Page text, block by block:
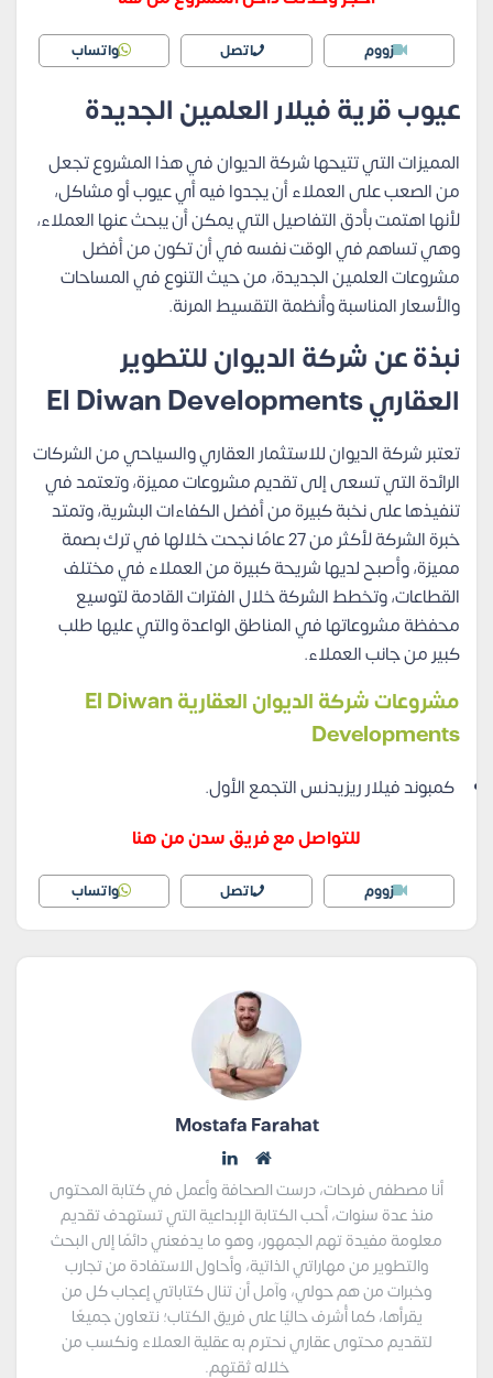
زووم اتصل واتساب
عيوب قرية فيلار العلمين الجديدة
المميزات التي تتيحها شركة الديوان في هذا المشروع تجعل
من الصعب على العملاء أن يجدوا فيه أي عيوب أو مشاكل،
لأنها اهتمت بأدق التفاصيل التي يمكن أن يبحث عنها العملاء،
وهي تساهم في الوقت نفسه في أن تكون من أفضل
مشروعات العلمين الجديدة، من حيث التنوع في المساحات
والأسعار المناسبة وأنظمة التقسيط المرنة.
نبذة عن شركة الديوان للتطوير
العقاري El Diwan Developments
تعتبر شركة الديوان للاستثمار العقاري والسياحي من الشركات
الرائدة التي تسعى إلى تقديم مشروعات مميزة، وتعتمد في
تنفيذها على نخبة كبيرة من أفضل الكفاءات البشرية، وتمتد
خبرة الشركة لأكثر من 27 عامًا نجحت خلالها في ترك بصمة
مميزة، وأصبح لديها شريحة كبيرة من العملاء في مختلف
القطاعات، وتخطط الشركة خلال الفترات القادمة لتوسيع
محفظة مشروعاتها في المناطق الواعدة والتي عليها طلب
كبير من جانب العملاء.
مشروعات شركة الديوان العقارية El Diwan
Developments
كمبوند فيلار ريزيدنس التجمع الأول.
للتواصل مع فريق سدن من هنا
زووم اتصل واتساب
Mostafa Farahat
أنا مصطفى فرحات، درست الصحافة وأعمل في كتابة المحتوى
منذ عدة سنوات، أحب الكتابة الإبداعية التي تستهدف تقديم
معلومة مفيدة تهم الجمهور، وهو ما يدفعني دائمًا إلى البحث
والتطوير من مهاراتي الذاتية، وأحاول الاستفادة من تجارب
وخبرات من هم حولي، وآمل أن تنال كتاباتي إعجاب كل من
يقرأها، كما أُشرف حاليًا على فريق الكتاب؛ نتعاون جميعًا
لتقديم محتوى عقاري نحترم به عقلية العملاء ونكسب من
خلاله ثقتهم.